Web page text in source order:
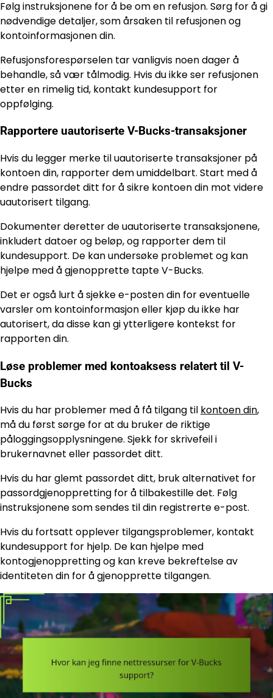
Følg instruksjonene for å be om en refusjon. Sørg for å gi
nødvendige detaljer, som årsaken til refusjonen og
kontoinformasjonen din.
Refusjonsforespørselen tar vanligvis noen dager å
behandle, så vær tålmodig. Hvis du ikke ser refusjonen
etter en rimelig tid, kontakt kundesupport for
oppfølging.
Rapportere uautoriserte V-Bucks-transaksjoner
Hvis du legger merke til uautoriserte transaksjoner på
kontoen din, rapporter dem umiddelbart. Start med å
endre passordet ditt for å sikre kontoen din mot videre
uautorisert tilgang.
Dokumenter deretter de uautoriserte transaksjonene,
inkludert datoer og beløp, og rapporter dem til
kundesupport. De kan undersøke problemet og kan
hjelpe med å gjenopprette tapte V-Bucks.
Det er også lurt å sjekke e-posten din for eventuelle
varsler om kontoinformasjon eller kjøp du ikke har
autorisert, da disse kan gi ytterligere kontekst for
rapporten din.
Løse problemer med kontoaksess relatert til V-
Bucks
Hvis du har problemer med å få tilgang til kontoen din,
må du først sørge for at du bruker de riktige
påloggingsopplysningene. Sjekk for skrivefeil i
brukernavnet eller passordet ditt.
Hvis du har glemt passordet ditt, bruk alternativet for
passordgjenoppretting for å tilbakestille det. Følg
instruksjonene som sendes til din registrerte e-post.
Hvis du fortsatt opplever tilgangsproblemer, kontakt
kundesupport for hjelp. De kan hjelpe med
kontogjenoppretting og kan kreve bekreftelse av
identiteten din for å gjenopprette tilgangen.